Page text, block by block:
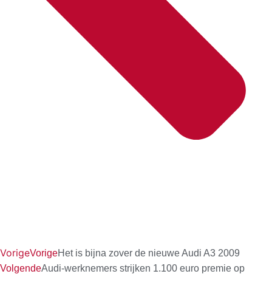
VorigeVorigeHet is bijna zover de nieuwe Audi A3 2009
VolgendeAudi-werknemers strijken 1.100 euro premie op